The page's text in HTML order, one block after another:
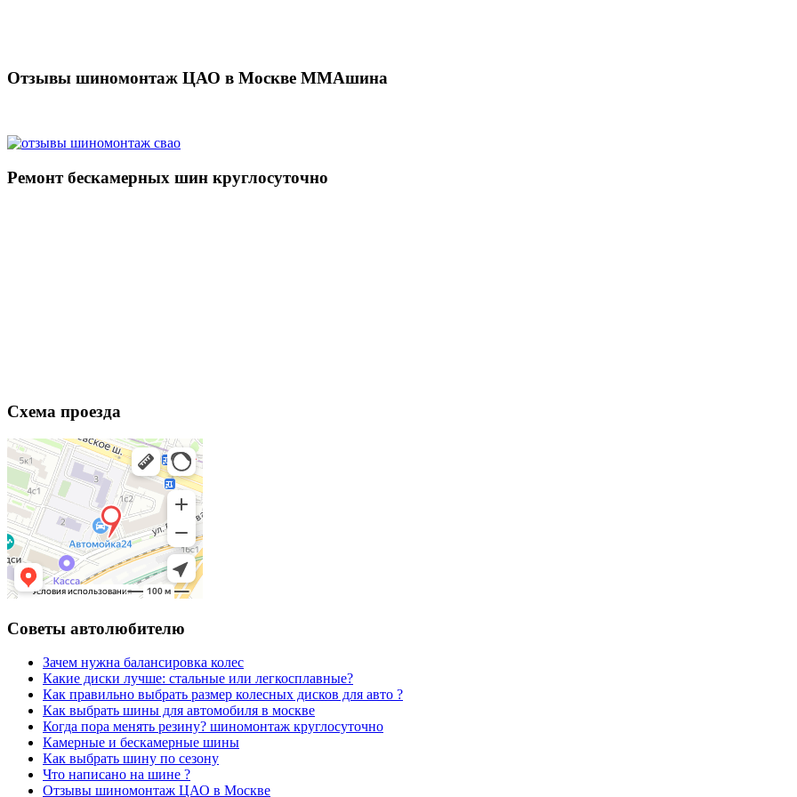
Отзывы шиномонтаж ЦАО в Москве MMAшина
Ремонт бескамерных шин круглосуточно
Схема проезда
Советы автолюбителю
Зачем нужна балансировка колес
Какие диски лучше: стальные или легкосплавные?
Как правильно выбрать размер колесных дисков для авто ?
Как выбрать шины для автомобиля в москве
Когда пора менять резину? шиномонтаж круглосуточно
Камерные и бескамерные шины
Как выбрать шину по сезону
Что написано на шине ?
Отзывы шиномонтаж ЦАО в Москве